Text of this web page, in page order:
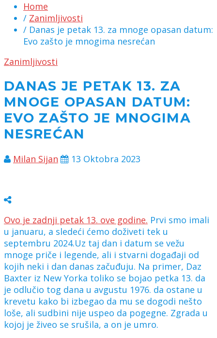
Home
/ Zanimljivosti
/ Danas je petak 13. za mnoge opasan datum:
Evo zašto je mnogima nesrećan
Zanimljivosti
DANAS JE PETAK 13. ZA
MNOGE OPASAN DATUM:
EVO ZAŠTO JE MNOGIMA
NESREĆAN
Milan Sijan 13 Oktobra 2023
Ovo je zadnji petak 13. ove godine. Prvi smo imali
u januaru, a sledeći ćemo doživeti tek u
septembru 2024.Uz taj dan i datum se vežu
mnoge priče i legende, ali i stvarni događaji od
kojih neki i dan danas začuđuju. Na primer, Daz
Baxter iz New Yorka toliko se bojao petka 13. da
je odlučio tog dana u avgustu 1976. da ostane u
krevetu kako bi izbegao da mu se dogodi nešto
loše, ali sudbini nije uspeo da pogegne. Zgrada u
kojoj je živeo se srušila, a on je umro.